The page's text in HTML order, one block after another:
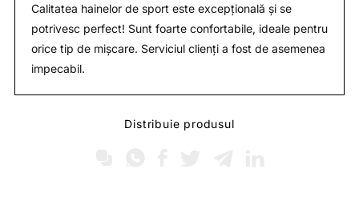
Calitatea hainelor de sport este excepțională și se
potrivesc perfect! Sunt foarte confortabile, ideale pentru
orice tip de mișcare. Serviciul clienți a fost de asemenea
impecabil.
Distribuie produsul